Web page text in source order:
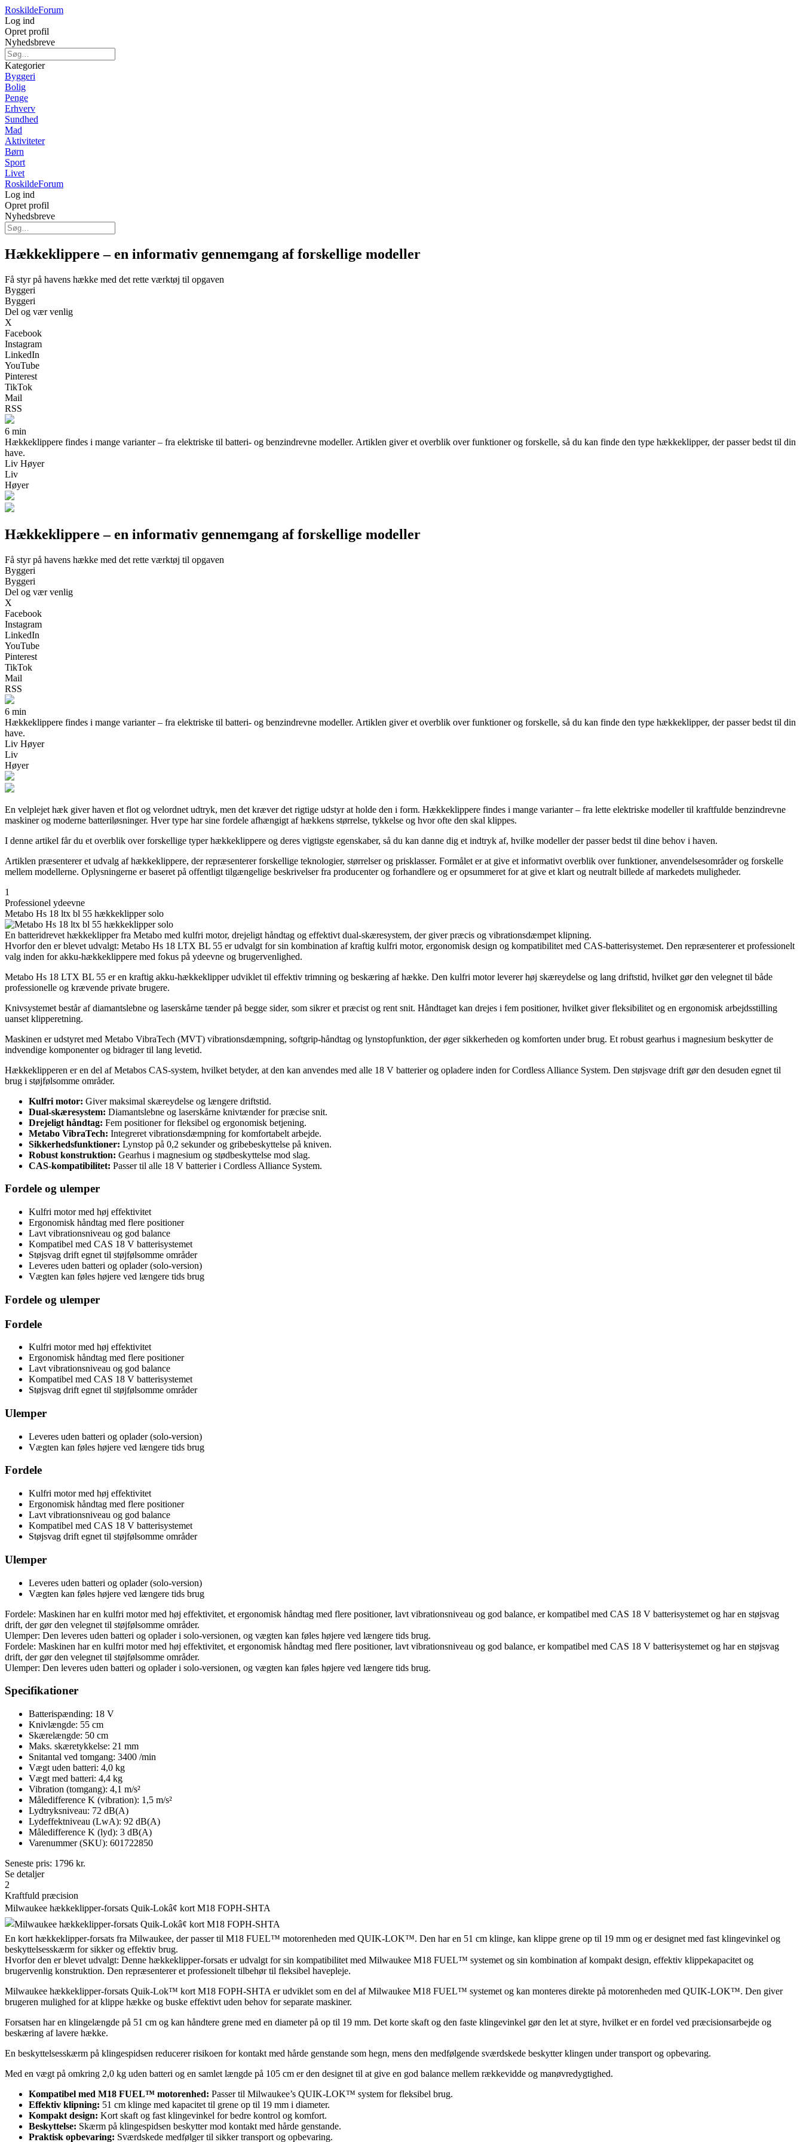
RoskildeForum
Log ind
Opret profil
Nyhedsbreve
Kategorier
Byggeri
Bolig
Penge
Erhverv
Sundhed
Mad
Aktiviteter
Børn
Sport
Livet
RoskildeForum
Log ind
Opret profil
Nyhedsbreve
Hækkeklippere – en informativ gennemgang af forskellige modeller
Få styr på havens hække med det rette værktøj til opgaven
Byggeri
Byggeri
Del og vær venlig
X
Facebook
Instagram
LinkedIn
YouTube
Pinterest
TikTok
Mail
RSS
6 min
Hækkeklippere findes i mange varianter – fra elektriske til batteri- og benzindrevne modeller. Artiklen giver et overblik over funktioner og forskelle, så du kan finde den type hækkeklipper, der passer bedst til din
have.
Liv Høyer
Liv
Høyer
Hækkeklippere – en informativ gennemgang af forskellige modeller
Få styr på havens hække med det rette værktøj til opgaven
Byggeri
Byggeri
Del og vær venlig
X
Facebook
Instagram
LinkedIn
YouTube
Pinterest
TikTok
Mail
RSS
6 min
Hækkeklippere findes i mange varianter – fra elektriske til batteri- og benzindrevne modeller. Artiklen giver et overblik over funktioner og forskelle, så du kan finde den type hækkeklipper, der passer bedst til din
have.
Liv Høyer
Liv
Høyer
En velplejet hæk giver haven et flot og velordnet udtryk, men det kræver det rigtige udstyr at holde den i form. Hækkeklippere findes i mange varianter – fra lette elektriske modeller til kraftfulde benzindrevne
maskiner og moderne batteriløsninger. Hver type har sine fordele afhængigt af hækkens størrelse, tykkelse og hvor ofte den skal klippes.
I denne artikel får du et overblik over forskellige typer hækkeklippere og deres vigtigste egenskaber, så du kan danne dig et indtryk af, hvilke modeller der passer bedst til dine behov i haven.
Artiklen præsenterer et udvalg af hækkeklippere, der repræsenterer forskellige teknologier, størrelser og prisklasser. Formålet er at give et informativt overblik over funktioner, anvendelsesområder og forskelle
mellem modellerne. Oplysningerne er baseret på offentligt tilgængelige beskrivelser fra producenter og forhandlere og er opsummeret for at give et klart og neutralt billede af markedets muligheder.
1
Professionel ydeevne
Metabo Hs 18 ltx bl 55 hækkeklipper solo
En batteridrevet hækkeklipper fra Metabo med kulfri motor, drejeligt håndtag og effektivt dual-skæresystem, der giver præcis og vibrationsdæmpet klipning.
Hvorfor den er blevet udvalgt: Metabo Hs 18 LTX BL 55 er udvalgt for sin kombination af kraftig kulfri motor, ergonomisk design og kompatibilitet med CAS-batterisystemet. Den repræsenterer et professionelt
valg inden for akku-hækkeklippere med fokus på ydeevne og brugervenlighed.
Metabo Hs 18 LTX BL 55 er en kraftig akku-hækkeklipper udviklet til effektiv trimning og beskæring af hække. Den kulfri motor leverer høj skæreydelse og lang driftstid, hvilket gør den velegnet til både
professionelle og krævende private brugere.
Knivsystemet består af diamantslebne og laserskårne tænder på begge sider, som sikrer et præcist og rent snit. Håndtaget kan drejes i fem positioner, hvilket giver fleksibilitet og en ergonomisk arbejdsstilling
uanset klipperetning.
Maskinen er udstyret med Metabo VibraTech (MVT) vibrationsdæmpning, softgrip-håndtag og lynstopfunktion, der øger sikkerheden og komforten under brug. Et robust gearhus i magnesium beskytter de
indvendige komponenter og bidrager til lang levetid.
Hækkeklipperen er en del af Metabos CAS-system, hvilket betyder, at den kan anvendes med alle 18 V batterier og opladere inden for Cordless Alliance System. Den støjsvage drift gør den desuden egnet til
brug i støjfølsomme områder.
Kulfri motor: Giver maksimal skæreydelse og længere driftstid.
Dual-skæresystem: Diamantslebne og laserskårne knivtænder for præcise snit.
Drejeligt håndtag: Fem positioner for fleksibel og ergonomisk betjening.
Metabo VibraTech: Integreret vibrationsdæmpning for komfortabelt arbejde.
Sikkerhedsfunktioner: Lynstop på 0,2 sekunder og gribebeskyttelse på kniven.
Robust konstruktion: Gearhus i magnesium og stødbeskyttelse mod slag.
CAS-kompatibilitet: Passer til alle 18 V batterier i Cordless Alliance System.
Fordele og ulemper
Kulfri motor med høj effektivitet
Ergonomisk håndtag med flere positioner
Lavt vibrationsniveau og god balance
Kompatibel med CAS 18 V batterisystemet
Støjsvag drift egnet til støjfølsomme områder
Leveres uden batteri og oplader (solo-version)
Vægten kan føles højere ved længere tids brug
Fordele og ulemper
Fordele
Kulfri motor med høj effektivitet
Ergonomisk håndtag med flere positioner
Lavt vibrationsniveau og god balance
Kompatibel med CAS 18 V batterisystemet
Støjsvag drift egnet til støjfølsomme områder
Ulemper
Leveres uden batteri og oplader (solo-version)
Vægten kan føles højere ved længere tids brug
Fordele
Kulfri motor med høj effektivitet
Ergonomisk håndtag med flere positioner
Lavt vibrationsniveau og god balance
Kompatibel med CAS 18 V batterisystemet
Støjsvag drift egnet til støjfølsomme områder
Ulemper
Leveres uden batteri og oplader (solo-version)
Vægten kan føles højere ved længere tids brug
Fordele: Maskinen har en kulfri motor med høj effektivitet, et ergonomisk håndtag med flere positioner, lavt vibrationsniveau og god balance, er kompatibel med CAS 18 V batterisystemet og har en støjsvag
drift, der gør den velegnet til støjfølsomme områder.
Ulemper: Den leveres uden batteri og oplader i solo-versionen, og vægten kan føles højere ved længere tids brug.
Fordele: Maskinen har en kulfri motor med høj effektivitet, et ergonomisk håndtag med flere positioner, lavt vibrationsniveau og god balance, er kompatibel med CAS 18 V batterisystemet og har en støjsvag
drift, der gør den velegnet til støjfølsomme områder.
Ulemper: Den leveres uden batteri og oplader i solo-versionen, og vægten kan føles højere ved længere tids brug.
Specifikationer
Batterispænding: 18 V
Knivlængde: 55 cm
Skærelængde: 50 cm
Maks. skæretykkelse: 21 mm
Snitantal ved tomgang: 3400 /min
Vægt uden batteri: 4,0 kg
Vægt med batteri: 4,4 kg
Vibration (tomgang): 4,1 m/s²
Måledifference K (vibration): 1,5 m/s²
Lydtryksniveau: 72 dB(A)
Lydeffektniveau (LwA): 92 dB(A)
Måledifference K (lyd): 3 dB(A)
Varenummer (SKU): 601722850
Seneste pris: 1796 kr.
Se detaljer
2
Kraftfuld præcision
Milwaukee hækkeklipper-forsats Quik-Lokâ¢ kort M18 FOPH-SHTA
En kort hækkeklipper-forsats fra Milwaukee, der passer til M18 FUEL™ motorenheden med QUIK-LOK™. Den har en 51 cm klinge, kan klippe grene op til 19 mm og er designet med fast klingevinkel og
beskyttelsesskærm for sikker og effektiv brug.
Hvorfor den er blevet udvalgt: Denne hækkeklipper-forsats er udvalgt for sin kompatibilitet med Milwaukee M18 FUEL™ systemet og sin kombination af kompakt design, effektiv klippekapacitet og
brugervenlig konstruktion. Den repræsenterer et professionelt tilbehør til fleksibel havepleje.
Milwaukee hækkeklipper-forsats Quik-Lok™ kort M18 FOPH-SHTA er udviklet som en del af Milwaukee M18 FUEL™ systemet og kan monteres direkte på motorenheden med QUIK-LOK™. Den giver
brugeren mulighed for at klippe hække og buske effektivt uden behov for separate maskiner.
Forsatsen har en klingelængde på 51 cm og kan håndtere grene med en diameter på op til 19 mm. Det korte skaft og den faste klingevinkel gør den let at styre, hvilket er en fordel ved præcisionsarbejde og
beskæring af lavere hække.
En beskyttelsesskærm på klingespidsen reducerer risikoen for kontakt med hårde genstande som hegn, mens den medfølgende sværdskede beskytter klingen under transport og opbevaring.
Med en vægt på omkring 2,0 kg uden batteri og en samlet længde på 105 cm er den designet til at give en god balance mellem rækkevidde og manøvredygtighed.
Kompatibel med M18 FUEL™ motorenhed: Passer til Milwaukee’s QUIK-LOK™ system for fleksibel brug.
Effektiv klipning: 51 cm klinge med kapacitet til grene op til 19 mm i diameter.
Kompakt design: Kort skaft og fast klingevinkel for bedre kontrol og komfort.
Beskyttelse: Skærm på klingespidsen beskytter mod kontakt med hårde genstande.
Praktisk opbevaring: Sværdskede medfølger til sikker transport og opbevaring.